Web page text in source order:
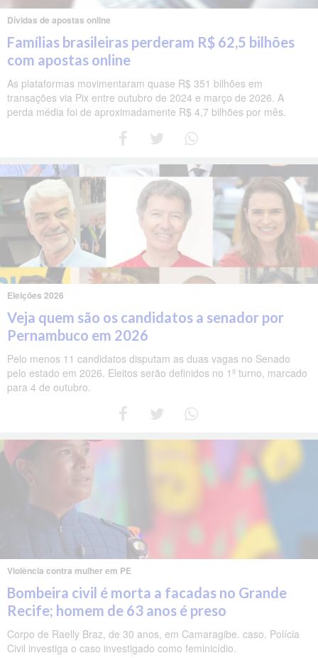
Dívidas de apostas online
Famílias brasileiras perderam R$ 62,5 bilhões
com apostas online
As plataformas movimentaram quase R$ 351 bilhões em
transações via Pix entre outubro de 2024 e março de 2026. A
perda média foi de aproximadamente R$ 4,7 bilhões por mês.
Eleições 2026
Veja quem são os candidatos a senador por
Pernambuco em 2026
Pelo menos 11 candidatos disputam as duas vagas no Senado
pelo estado em 2026. Eleitos serão definidos no 1º turno, marcado
para 4 de outubro.
Violência contra mulher em PE
Bombeira civil é morta a facadas no Grande
Recife; homem de 63 anos é preso
Corpo de Raelly Braz, de 30 anos, em Camaragibe. caso. Polícia
Civil investiga o caso investigado como feminicídio.